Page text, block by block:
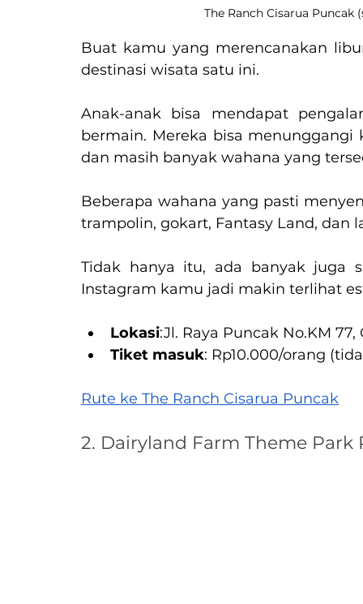
The Ranch Cisarua Puncak
Buat kamu yang merencanakan
destinasi wisata satu ini.
Anak-anak bisa mendapat
bermain. Mereka bisa
dan masih banyak wahana yang
Beberapa wahana yang pasti
trampolin, gokart, Fantasy Land, dan
Tidak hanya itu, ada banyak juga
Instagram kamu jadi makin terlihat
Lokasi:Jl. Raya Puncak No.KM 77,
Tiket masuk: Rp10.000/orang
Rute ke The Ranch Cisarua Puncak
2. Dairyland Farm Theme Park